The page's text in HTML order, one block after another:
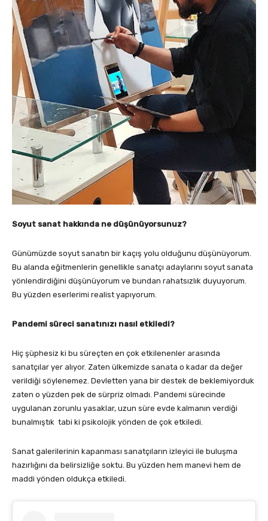
Soyut sanat hakkında ne düşünüyorsunuz?
Günümüzde soyut sanatın bir kaçış yolu olduğunu düşünüyorum.
Bu alanda eğitmenlerin genellikle sanatçı adaylarını soyut sanata
yönlendirdiğini düşünüyorum ve bundan rahatsızlık duyuyorum.
Bu yüzden eserlerimi realist yapıyorum.
Pandemi süreci sanatınızı nasıl etkiledi?
Hiç şüphesiz ki bu süreçten en çok etkilenenler arasında
sanatçılar yer alıyor. Zaten ülkemizde sanata o kadar da değer
verildiği söylenemez. Devletten yana bir destek de beklemiyorduk
zaten o yüzden pek de sürpriz olmadı. Pandemi sürecinde
uygulanan zorunlu yasaklar, uzun süre evde kalmanın verdiği
bunalmıştık tabi ki psikolojik yönden de çok etkiledi.
Sanat galerilerinin kapanması sanatçıların izleyici ile buluşma
hazırlığını da belirsizliğe soktu. Bu yüzden hem manevi hem de
maddi yönden oldukça etkiledi.